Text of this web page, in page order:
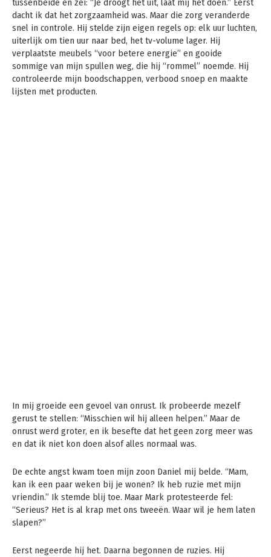
tussenbeide en zei: “Je droogt het uit, laat mij het doen.” Eerst
dacht ik dat het zorgzaamheid was. Maar die zorg veranderde
snel in controle. Hij stelde zijn eigen regels op: elk uur luchten,
uiterlijk om tien uur naar bed, het tv-volume lager. Hij
verplaatste meubels “voor betere energie” en gooide
sommige van mijn spullen weg, die hij “rommel” noemde. Hij
controleerde mijn boodschappen, verbood snoep en maakte
lijsten met producten.
In mij groeide een gevoel van onrust. Ik probeerde mezelf
gerust te stellen: “Misschien wil hij alleen helpen.” Maar de
onrust werd groter, en ik besefte dat het geen zorg meer was
en dat ik niet kon doen alsof alles normaal was.
De echte angst kwam toen mijn zoon Daniel mij belde. “Mam,
kan ik een paar weken bij je wonen? Ik heb ruzie met mijn
vriendin.” Ik stemde blij toe. Maar Mark protesteerde fel:
“Serieus? Het is al krap met ons tweeën. Waar wil je hem laten
slapen?”
Eerst negeerde hij het. Daarna begonnen de ruzies. Hij